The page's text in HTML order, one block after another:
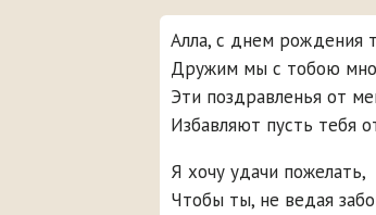
Алла, с днем рождения
Дружим мы с тобою
Эти поздравленья от
Избавляют пусть тебя
Я хочу удачи пожелать,
Чтобы ты, не ведая